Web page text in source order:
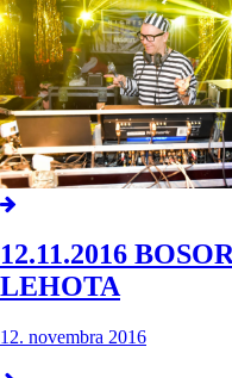
12.11.2016
LEHOTA
12. novembra 2016